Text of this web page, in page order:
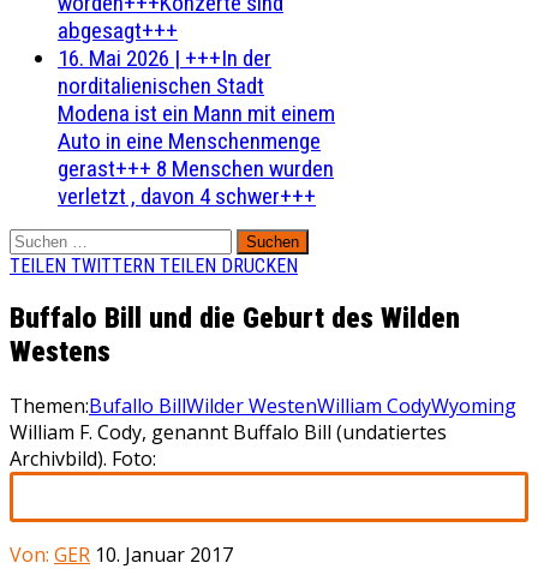
abgesagt+++
16. Mai 2026 | +++In der
norditalienischen Stadt
Modena ist ein Mann mit einem
Auto in eine Menschenmenge
gerast+++ 8 Menschen wurden
verletzt , davon 4 schwer+++
Suchen
nach:
TEILEN TWITTERN TEILEN DRUCKEN
Buffalo Bill und die Geburt des Wilden
Westens
Themen:Bufallo BillWilder WestenWilliam CodyWyoming
William F. Cody, genannt Buffalo Bill (undatiertes
Archivbild). Foto:
Von: GER 10. Januar 2017